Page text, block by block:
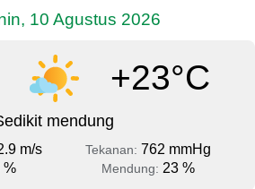
10 Agustus 2026
+23°C
mendung
m/s Tekanan: 762 mmHg
% Mendung: 23 %